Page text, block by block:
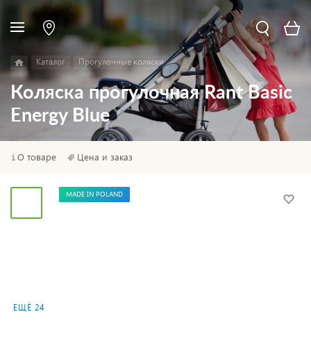
Каталог Прогулочные коляски
Коляска прогулочная Rant Basic
Energy Blue
О товаре Цена и заказ
ЕЩЁ 24
MADE IN POLAND